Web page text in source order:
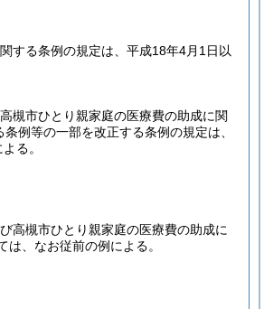
する条例の規定は、平成18年4月1日以
槻市ひとり親家庭の医療費の助成に関
例等の一部を改正する条例の規定は、
る。
高槻市ひとり親家庭の医療費の助成に
、なお従前の例による。